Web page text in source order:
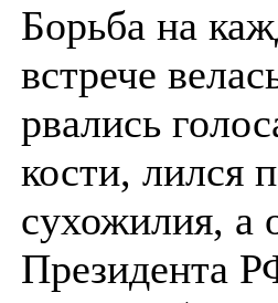
Борьба на
встрече
рвались
кости, лился
сухожилия, а
Президента